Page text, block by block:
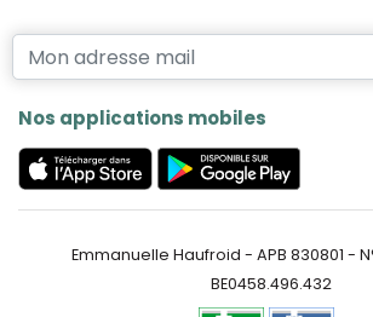
Nos applications mobiles
Emmanuelle Haufroid - APB 830801 -
BE0458.496.432